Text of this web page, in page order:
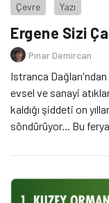
Çevre Yazı
Ergene Sizi
Pınar Demircan
Istranca
evsel ve sanayi
kaldığı şiddeti on
söndürüyor... Bu